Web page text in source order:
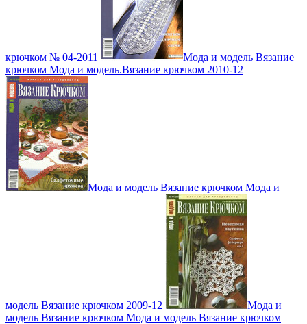
крючком № 04-2011
Мода и модель Вязание
крючком Мода и модель.Вязание крючком 2010-12
Мода и модель Вязание крючком Мода и
модель Вязание крючком 2009-12
Мода и
модель Вязание крючком Мода и модель Вязание крючком